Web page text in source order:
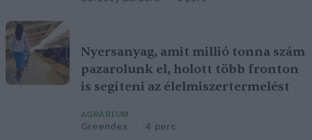
Nyersanyag, amit millió tonna szám
pazarolunk el, holott több fronton
is segíteni az élelmiszertermelést
AGRÁRIUM
Greendex 4 perc